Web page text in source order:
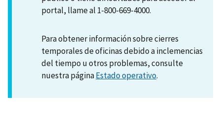
portal, llame al 1-800-669-4000.
Para obtener información sobre cierres
temporales de oficinas debido a inclemencias
del tiempo u otros problemas, consulte
nuestra páginaEstado operativo.